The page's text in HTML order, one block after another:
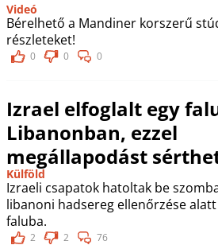
Videó
Bérelhető a Mandiner korszerű
részleteket!
0 0 0
Izrael elfoglalt egy
Libanonban, ezzel
megállapodást
Külföld
Izraeli csapatok hatoltak be
libanoni hadsereg ellenőrzése
faluba.
2 2 76